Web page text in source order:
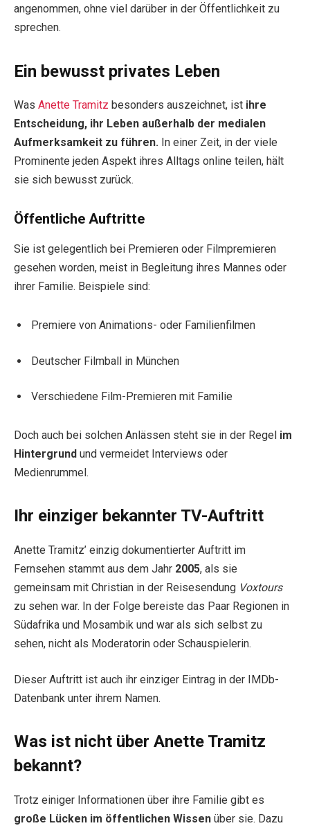
angenommen, ohne viel darüber in der Öffentlichkeit zu
sprechen.
Ein bewusst privates Leben
Was Anette Tramitz besonders auszeichnet, ist ihre
Entscheidung, ihr Leben außerhalb der medialen
Aufmerksamkeit zu führen. In einer Zeit, in der viele
Prominente jeden Aspekt ihres Alltags online teilen, hält
sie sich bewusst zurück.
Öffentliche Auftritte
Sie ist gelegentlich bei Premieren oder Filmpremieren
gesehen worden, meist in Begleitung ihres Mannes oder
ihrer Familie. Beispiele sind:
Premiere von Animations- oder Familienfilmen
Deutscher Filmball in München
Verschiedene Film-Premieren mit Familie
Doch auch bei solchen Anlässen steht sie in der Regel im
Hintergrund und vermeidet Interviews oder
Medienrummel.
Ihr einziger bekannter TV-Auftritt
Anette Tramitz’ einzig dokumentierter Auftritt im
Fernsehen stammt aus dem Jahr 2005, als sie
gemeinsam mit Christian in der Reisesendung Voxtours
zu sehen war. In der Folge bereiste das Paar Regionen in
Südafrika und Mosambik und war als sich selbst zu
sehen, nicht als Moderatorin oder Schauspielerin.
Dieser Auftritt ist auch ihr einziger Eintrag in der IMDb-
Datenbank unter ihrem Namen.
Was ist nicht über Anette Tramitz
bekannt?
Trotz einiger Informationen über ihre Familie gibt es
große Lücken im öffentlichen Wissen über sie. Dazu